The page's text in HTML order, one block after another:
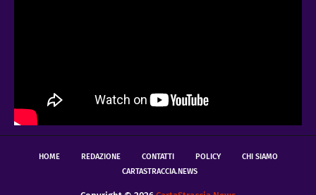
HOME REDAZIONE CONTATTI POLICY
CHI SIAMO
CARTASTRACCIA.NEWS